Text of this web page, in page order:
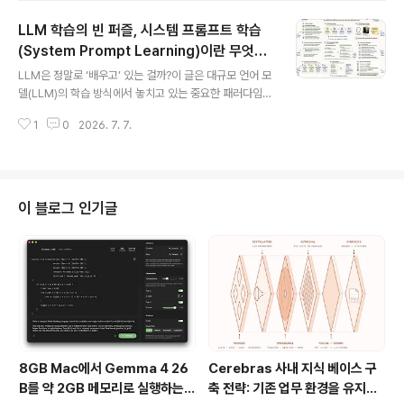
기술적 개념과 구조, 주요 기능, 그리고 실제 활용 방식까지
정리합니다.OpenMed란 무엇인가OpenMed는 의료
도메인에 특화된 AI 모델을 디바이스 내부 또는 자체 서버
에서만 실행하도록 설계된 로컬 퍼스트(Local-first) 의료
AI 플랫폼입니다.환자 데이터는 네트워크를 통해 외부로
전송되지 않으며, API 키나 클라우드 호출 없이도 고급 의
LLM 학습의 빈 퍼즐, 시스템 프롬프트 학습
(System Prompt Learning)이란 무엇인
가
LLM은 정말로 ‘배우고’ 있는 걸까?이 글은 대규모 언어 모
델(LLM)의 학습 방식에서 놓치고 있는 중요한 패러다임에
을 두 가지로 설명합니다. 하나는 사전학습(pretraining),
계를 짚고, ‘시스템 프롬프트 학습(System Prompt Lea
rning)’이라는 새로운 관점이 왜 필요해 보이는지, 그리고
이것이 어떤 가능성을 가지는지 정리합니다. 단순한 아이
디어 제안이 아니라, LLM의 문제 해결 능력을 한 단계 끌
어올릴 수 있는 학습 패러다임에 대한 논의입니다.L..
1 0 2026. 7. 7.
이 블로그 인기글
8GB Mac에서 Gemma 4 26
B를 약 2GB 메모리로 실행하는 T
Cerebras 사내 지식 베이스 구
축 전략: 기존 업무 환경을 유지하